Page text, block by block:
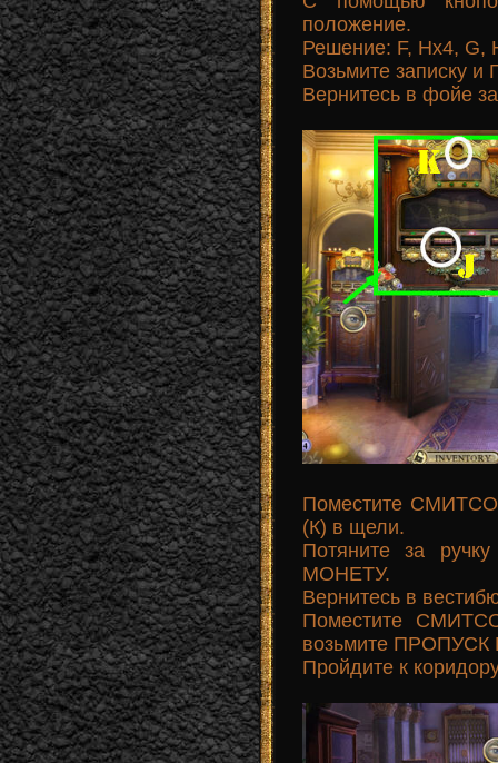
положение.
Решение: F, Нх4, G,
Возьмите записку
Вернитесь в фойе
Поместите
(К) в щели.
Потяните за
МОНЕТУ.
Вернитесь в
Поместите
возьмите ПРОПУСК
Пройдите к